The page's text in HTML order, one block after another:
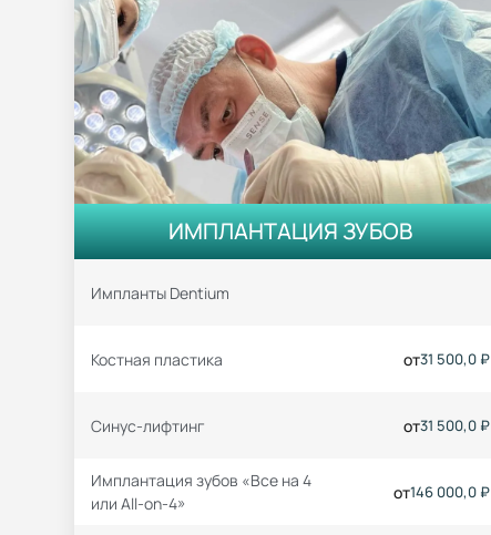
ИМПЛАНТАЦИЯ ЗУБОВ
Импланты Dentium
Костная пластика от31 500,0 ₽
Синус-лифтинг от31 500,0 ₽
Имплантация зубов «Все на 4
или All-on-4»
от146 000,0 ₽